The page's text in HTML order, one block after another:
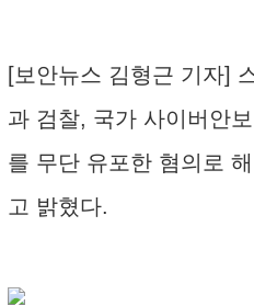
[보안뉴스 김형근 기자]
과 검찰, 국가 사이버안
를 무단 유포한 혐의로
고 밝혔다.